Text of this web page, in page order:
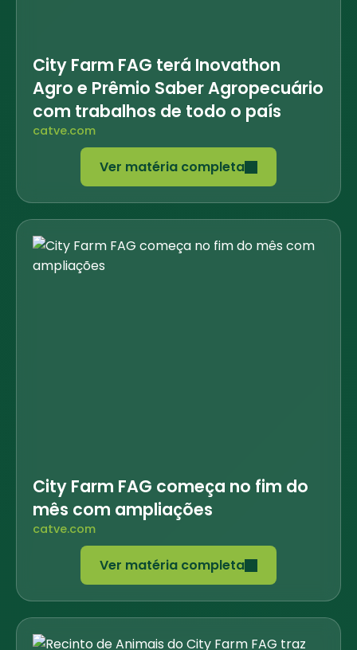
City Farm FAG terá Inovathon
Agro e Prêmio Saber Agropecuário
com trabalhos de todo o país
catve.com
Ver matéria completa
City Farm FAG começa no fim do
mês com ampliações
catve.com
Ver matéria completa